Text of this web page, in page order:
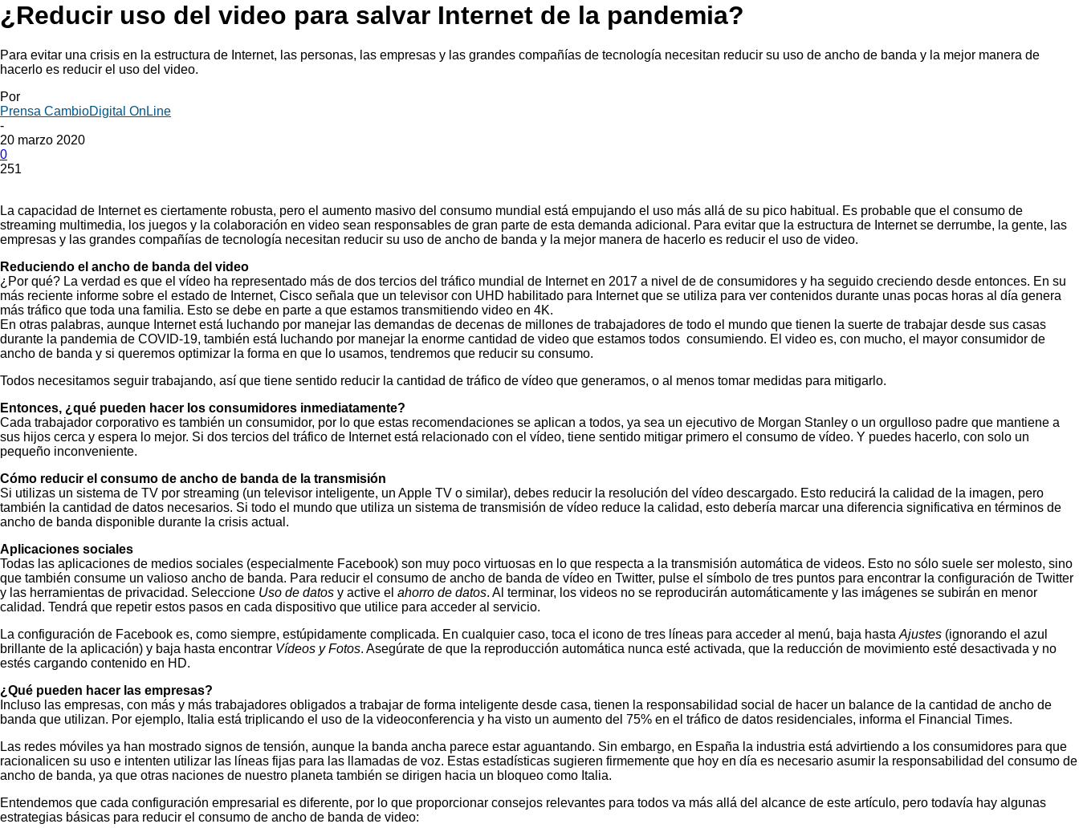
¿Reducir uso del video para salvar Internet de la pandemia?
Para evitar una crisis en la estructura de Internet, las personas, las empresas y las grandes compañías de tecnología necesitan reducir su uso de ancho de banda y la mejor manera de
hacerlo es reducir el uso del video.
Por
Prensa CambioDigital OnLine
-
20 marzo 2020
0
251
La capacidad de Internet es ciertamente robusta, pero el aumento masivo del consumo mundial está empujando el uso más allá de su pico habitual. Es probable que el consumo de
streaming multimedia, los juegos y la colaboración en video sean responsables de gran parte de esta demanda adicional. Para evitar que la estructura de Internet se derrumbe, la gente, las
empresas y las grandes compañías de tecnología necesitan reducir su uso de ancho de banda y la mejor manera de hacerlo es reducir el uso de video.
Reduciendo el ancho de banda del video
¿Por qué? La verdad es que el vídeo ha representado más de dos tercios del tráfico mundial de Internet en 2017 a nivel de de consumidores y ha seguido creciendo desde entonces. En su
más reciente informe sobre el estado de Internet, Cisco señala que un televisor con UHD habilitado para Internet que se utiliza para ver contenidos durante unas pocas horas al día genera
más tráfico que toda una familia. Esto se debe en parte a que estamos transmitiendo video en 4K.
En otras palabras, aunque Internet está luchando por manejar las demandas de decenas de millones de trabajadores de todo el mundo que tienen la suerte de trabajar desde sus casas
durante la pandemia de COVID-19, también está luchando por manejar la enorme cantidad de video que estamos todos consumiendo. El video es, con mucho, el mayor consumidor de
ancho de banda y si queremos optimizar la forma en que lo usamos, tendremos que reducir su consumo.
Todos necesitamos seguir trabajando, así que tiene sentido reducir la cantidad de tráfico de vídeo que generamos, o al menos tomar medidas para mitigarlo.
Entonces, ¿qué pueden hacer los consumidores inmediatamente?
Cada trabajador corporativo es también un consumidor, por lo que estas recomendaciones se aplican a todos, ya sea un ejecutivo de Morgan Stanley o un orgulloso padre que mantiene a
sus hijos cerca y espera lo mejor. Si dos tercios del tráfico de Internet está relacionado con el vídeo, tiene sentido mitigar primero el consumo de vídeo. Y puedes hacerlo, con solo un
pequeño inconveniente.
Cómo reducir el consumo de ancho de banda de la transmisión
Si utilizas un sistema de TV por streaming (un televisor inteligente, un Apple TV o similar), debes reducir la resolución del vídeo descargado. Esto reducirá la calidad de la imagen, pero
también la cantidad de datos necesarios. Si todo el mundo que utiliza un sistema de transmisión de vídeo reduce la calidad, esto debería marcar una diferencia significativa en términos de
ancho de banda disponible durante la crisis actual.
Aplicaciones sociales
Todas las aplicaciones de medios sociales (especialmente Facebook) son muy poco virtuosas en lo que respecta a la transmisión automática de videos. Esto no sólo suele ser molesto, sino
que también consume un valioso ancho de banda. Para reducir el consumo de ancho de banda de vídeo en Twitter, pulse el símbolo de tres puntos para encontrar la configuración de Twitter
y las herramientas de privacidad. Seleccione Uso de datos y active el ahorro de datos. Al terminar, los videos no se reproducirán automáticamente y las imágenes se subirán en menor
calidad. Tendrá que repetir estos pasos en cada dispositivo que utilice para acceder al servicio.
La configuración de Facebook es, como siempre, estúpidamente complicada. En cualquier caso, toca el icono de tres líneas para acceder al menú, baja hasta Ajustes (ignorando el azul
brillante de la aplicación) y baja hasta encontrar Vídeos y Fotos. Asegúrate de que la reproducción automática nunca esté activada, que la reducción de movimiento esté desactivada y no
estés cargando contenido en HD.
¿Qué pueden hacer las empresas?
Incluso las empresas, con más y más trabajadores obligados a trabajar de forma inteligente desde casa, tienen la responsabilidad social de hacer un balance de la cantidad de ancho de
banda que utilizan. Por ejemplo, Italia está triplicando el uso de la videoconferencia y ha visto un aumento del 75% en el tráfico de datos residenciales, informa el Financial Times.
Las redes móviles ya han mostrado signos de tensión, aunque la banda ancha parece estar aguantando. Sin embargo, en España la industria está advirtiendo a los consumidores para que
racionalicen su uso e intenten utilizar las líneas fijas para las llamadas de voz. Estas estadísticas sugieren firmemente que hoy en día es necesario asumir la responsabilidad del consumo de
ancho de banda, ya que otras naciones de nuestro planeta también se dirigen hacia un bloqueo como Italia.
Entendemos que cada configuración empresarial es diferente, por lo que proporcionar consejos relevantes para todos va más allá del alcance de este artículo, pero todavía hay algunas
estrategias básicas para reducir el consumo de ancho de banda de video: